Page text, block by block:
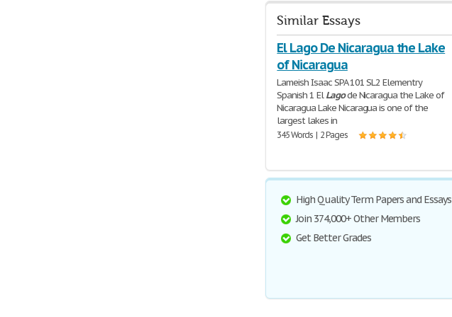
Similar Essays
El Lago De Nicaragua the Lake
of Nicaragua
Lameish Isaac SPA 101 SL2 Elementry
Spanish 1 ElLagode Nicaragua the Lake of
Nicaragua Lake Nicaragua is one of the
largest lakes in
345 Words | 2 Pages
High Quality Term Papers and Essays
Join 374,000+ Other Members
Get Better Grades